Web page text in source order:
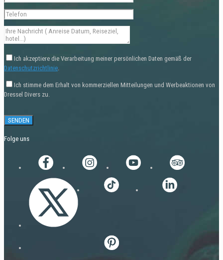
Ich akzeptiere die Verarbeitung meiner persönlichen Daten gemäß der
Datenschutzrichtlinie
Ich stimme dem Erhalt von kommerziellen Mitteilungen und Werbeaktionen von
Dressel Divers zu.
Folge uns